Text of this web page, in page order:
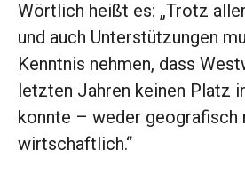
Wörtlich heißt es: „Trotz
und auch Unterstützungen
Kenntnis nehmen, dass
letzten Jahren keinen Platz
konnte – weder geografisch
wirtschaftlich.“